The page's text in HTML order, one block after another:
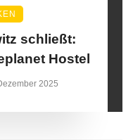
schließt:
Hostel
2025